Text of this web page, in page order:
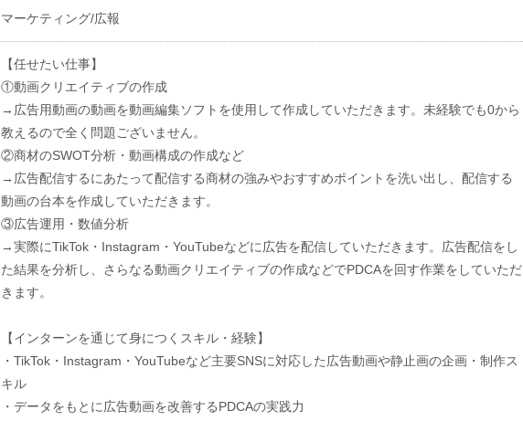
マーケティング/広報
【任せたい仕事】
①動画クリエイティブの作成
→広告用動画の動画を動画編集ソフトを使用して作成していただきます。未経験でも0から
教えるので全く問題ございません。
②商材のSWOT分析・動画構成の作成など
→広告配信するにあたって配信する商材の強みやおすすめポイントを洗い出し、配信する
動画の台本を作成していただきます。
③広告運用・数値分析
→実際にTikTok・Instagram・YouTubeなどに広告を配信していただきます。広告配信をし
た結果を分析し、さらなる動画クリエイティブの作成などでPDCAを回す作業をしていただ
きます。
【インターンを通じて身につくスキル・経験】
・TikTok・Instagram・YouTubeなど主要SNSに対応した広告動画や静止画の企画・制作ス
キル
・データをもとに広告動画を改善するPDCAの実践力